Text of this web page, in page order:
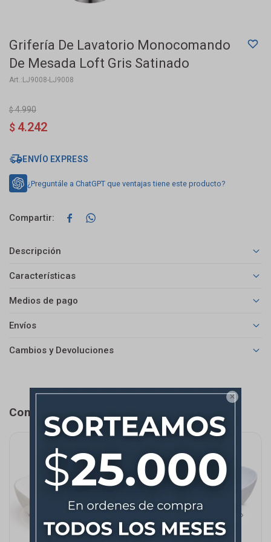

Grifería De Lavatorio Monocomando
De Mesada Loft Gris Satinado
LJ9008-LJ9008
$ 4.242
$ 4.990
ENVÍO EXPRESS
¿Preguntále a ChatGPT que ventajas tiene este producto?
 
Descripción
Características
Medios de pago
Envíos
Cambios y Devoluciones
Completá tu compra